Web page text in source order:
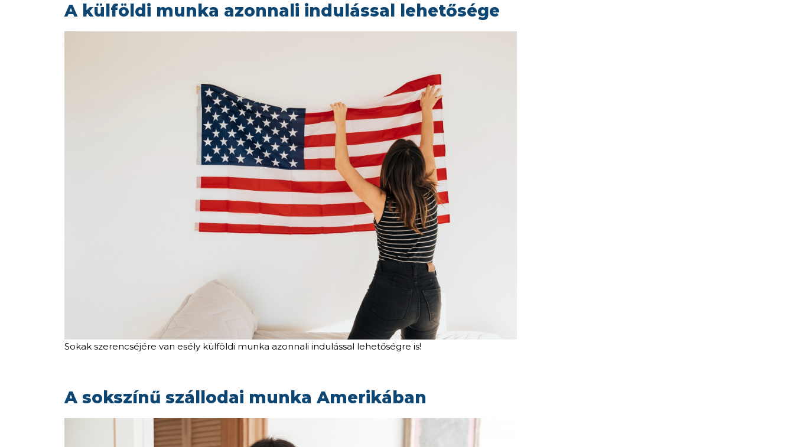
A külföldi munka azonnali indulással lehetősége
Sokak szerencséjére van esély külföldi munka azonnali indulással lehetőségre is!
A sokszínű szállodai munka Amerikában